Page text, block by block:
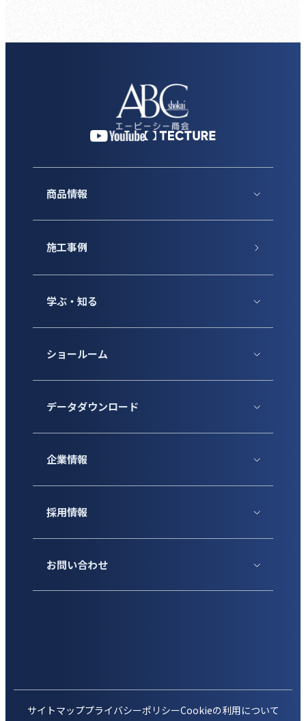
商品情報
施工事例
学ぶ・知る
ショールーム
データダウンロード
企業情報
採用情報
お問い合わせ
サイトマッププライバシーポリシーCookieの利用について